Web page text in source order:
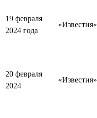
19 февраля
2024 года
«Известия»
20 февраля
2024
«Известия»